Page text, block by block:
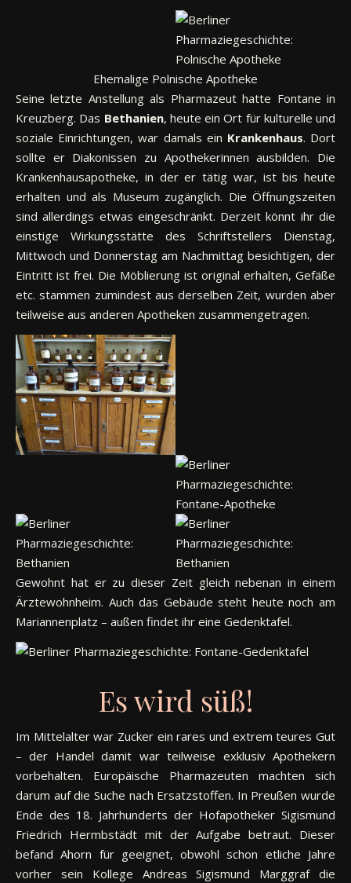
Ehemalige Polnische Apotheke
Seine letzte Anstellung als Pharmazeut hatte Fontane in
Kreuzberg. Das Bethanien, heute ein Ort für kulturelle und
soziale Einrichtungen, war damals ein Krankenhaus. Dort
sollte er Diakonissen zu Apothekerinnen ausbilden. Die
Krankenhausapotheke, in der er tätig war, ist bis heute
erhalten und als Museum zugänglich. Die Öffnungszeiten
sind allerdings etwas eingeschränkt. Derzeit könnt ihr die
einstige Wirkungsstätte des Schriftstellers Dienstag,
Mittwoch und Donnerstag am Nachmittag besichtigen, der
Eintritt ist frei. Die Möblierung ist original erhalten, Gefäße
etc. stammen zumindest aus derselben Zeit, wurden aber
teilweise aus anderen Apotheken zusammengetragen.
Gewohnt hat er zu dieser Zeit gleich nebenan in einem
Ärztewohnheim. Auch das Gebäude steht heute noch am
Mariannenplatz – außen findet ihr eine Gedenktafel.
Es wird süß!
Im Mittelalter war Zucker ein rares und extrem teures Gut
– der Handel damit war teilweise exklusiv Apothekern
vorbehalten. Europäische Pharmazeuten machten sich
darum auf die Suche nach Ersatzstoffen. In Preußen wurde
Ende des 18. Jahrhunderts der Hofapotheker Sigismund
Friedrich Hermbstädt mit der Aufgabe betraut. Dieser
befand Ahorn für geeignet, obwohl schon etliche Jahre
vorher sein Kollege Andreas Sigismund Marggraf die